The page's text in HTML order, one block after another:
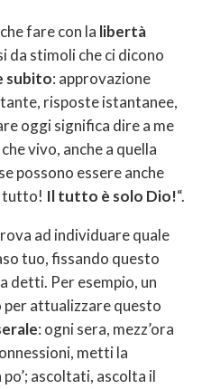
fare con la libertà
da stimoli che ci dicono
subito: approvazione
risposte istantanee,
oggi significa dire a me
vivo, anche a quella
possono essere anche
tutto! Il tutto è solo Dio!“.
ad individuare quale
tuo, fissando questo
detti. Per esempio, un
attualizzare questo
: ogni sera, mezz’ora
metti la
ascoltati, ascolta il